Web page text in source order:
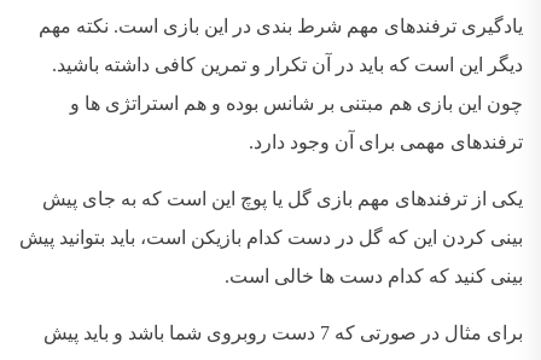
یادگیری ترفندهای مهم شرط بندی در این بازی است. نکته مهم
دیگر این است که باید در آن تکرار و تمرین کافی داشته باشید.
چون این بازی هم مبتنی بر شانس بوده و هم استراتژی ها و
ترفندهای مهمی برای آن وجود دارد.
یکی از ترفندهای مهم بازی گل یا پوچ این است که به جای پیش
بینی کردن این که گل در دست کدام بازیکن است، باید بتوانید پیش
بینی کنید که کدام دست ها خالی است.
برای مثال در صورتی که 7 دست روبروی شما باشد و باید پیش